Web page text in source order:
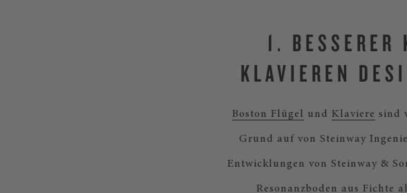
1. BESSERER
KLAVIEREN
Boston Flügel und Klaviere sind
Grund auf von Steinway
Entwicklungen von Steinway &
Resonanzboden aus Fichte